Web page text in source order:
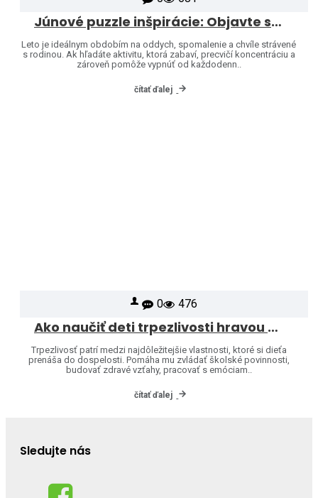
Júnové puzzle inšpirácie: Objavte svet značiek Heye a Jumbo
Leto je ideálnym obdobím na oddych, spomalenie a chvíle strávené
s rodinou. Ak hľadáte aktivitu, ktorá zabaví, precvičí koncentráciu a
zároveň pomôže vypnúť od každodenn..
čítať ďalej
0 476
Ako naučiť deti trpezlivosti hravou formou
Trpezlivosť patrí medzi najdôležitejšie vlastnosti, ktoré si dieťa
prenáša do dospelosti. Pomáha mu zvládať školské povinnosti,
budovať zdravé vzťahy, pracovať s emóciam..
čítať ďalej
Sledujte nás